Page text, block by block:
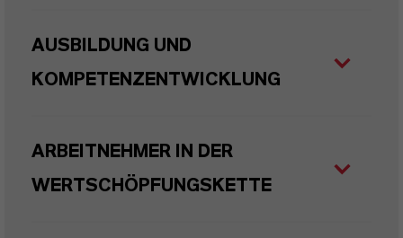
AUSBILDUNG UND
KOMPETENZENTWICKLUNG
ARBEITNEHMER IN DER
WERTSCHÖPFUNGSKETTE